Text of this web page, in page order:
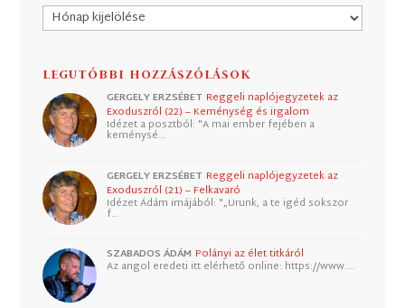
Archívum
LEGUTÓBBI HOZZÁSZÓLÁSOK
GERGELY ERZSÉBET Reggeli naplójegyzetek az
Exoduszról (22) – Keménység és irgalom
Idézet a posztból: "A mai ember fejében a
keménysé…
GERGELY ERZSÉBET Reggeli naplójegyzetek az
Exoduszról (21) – Felkavaró
Idézet Ádám imájából: "„Urunk, a te igéd sokszor
f…
SZABADOS ÁDÁM Polányi az élet titkáról
Az angol eredeti itt elérhető online: https://www.…